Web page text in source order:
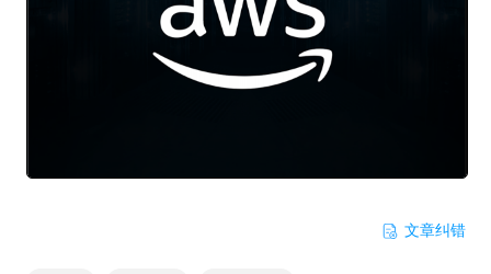
文章纠错